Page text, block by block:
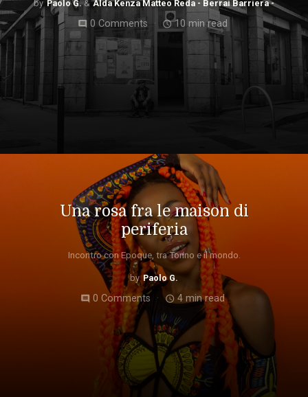
Paolo G. Alda Kenza Matteo Reda - Berrai Barriera -
comment 0 Comments access_time10 min read
Una rosa fra le maison di
periferia
Incontro con Epoque, tra Torino e il mondo.
Paolo G.
comment 0 Comments access_time 4 min read